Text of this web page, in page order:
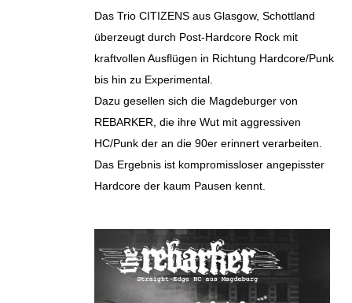
Das Trio CITIZENS aus Glasgow, Schottland
überzeugt durch Post-Hardcore Rock mit
kraftvollen Ausflügen in Richtung Hardcore/Punk
bis hin zu Experimental.
Dazu gesellen sich die Magdeburger von
REBARKER, die ihre Wut mit aggressiven
HC/Punk der an die 90er erinnert verarbeiten.
Das Ergebnis ist kompromissloser angepisster
Hardcore der kaum Pausen kennt.